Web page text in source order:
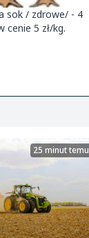
25 minut temu